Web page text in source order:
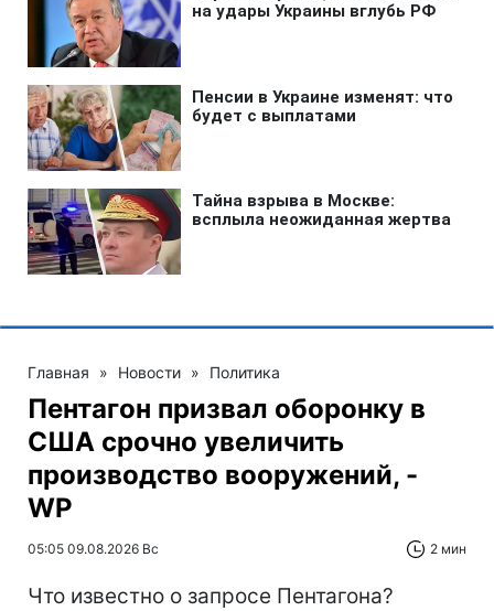
Главная » Новости » Политика
Пентагон призвал оборонку в
США срочно увеличить
производство вооружений, -
WP
05:05 09.08.2026 Вс 2 мин
Что известно о запросе Пентагона?